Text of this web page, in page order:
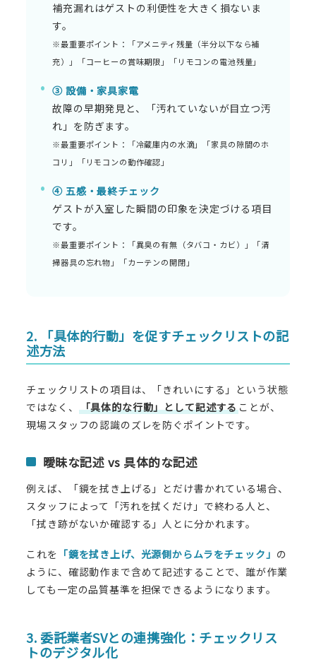
補充漏れはゲストの利便性を大きく損ないま
す。
※最重要ポイント：「アメニティ残量（半分以下なら補
充）」「コーヒーの賞味期限」「リモコンの電池残量」
③ 設備・家具家電
故障の早期発見と、「汚れていないが目立つ汚
れ」を防ぎます。
※最重要ポイント：「冷蔵庫内の水滴」「家具の隙間のホ
コリ」「リモコンの動作確認」
④ 五感・最終チェック
ゲストが入室した瞬間の印象を決定づける項目
です。
※最重要ポイント：「異臭の有無（タバコ・カビ）」「清
掃器具の忘れ物」「カーテンの開閉」
2. 「具体的行動」を促すチェックリストの記
述方法
チェックリストの項目は、「きれいにする」という状態
ではなく、 「具体的な行動」として記述することが、
現場スタッフの認識のズレを防ぐポイントです。
曖昧な記述 vs 具体的な記述
例えば、「鏡を拭き上げる」とだけ書かれている場合、
スタッフによって「汚れを拭くだけ」で終わる人と、
「拭き跡がないか確認する」人とに分かれます。
これを 「鏡を拭き上げ、光源側からムラをチェック」 の
ように、確認動作まで含めて記述することで、誰が作業
しても一定の品質基準を担保できるようになります。
3. 委託業者SVとの連携強化：チェックリス
トのデジタル化